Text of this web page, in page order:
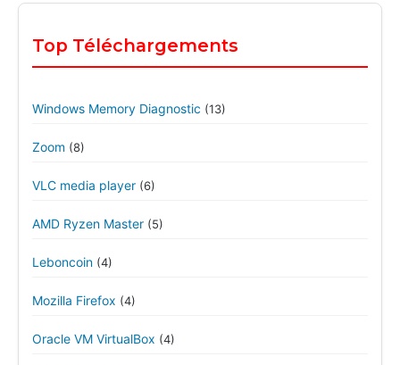
Top Téléchargements
Windows Memory Diagnostic (13)
Zoom (8)
VLC media player (6)
AMD Ryzen Master (5)
Leboncoin (4)
Mozilla Firefox (4)
Oracle VM VirtualBox (4)